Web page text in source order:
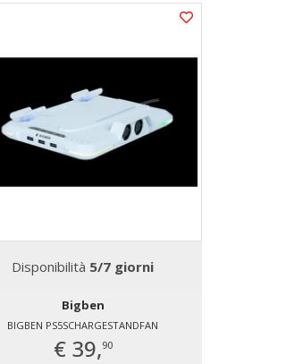
Disponibilità 5/7 giorni
Bigben
BIGBEN PS5SCHARGESTANDFAN
€ 39,90